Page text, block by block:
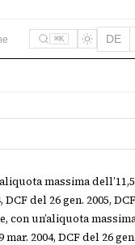
⌘K DE
massima
del 26 gen. 2005,
con un’aliquota
2004, DCF del 26